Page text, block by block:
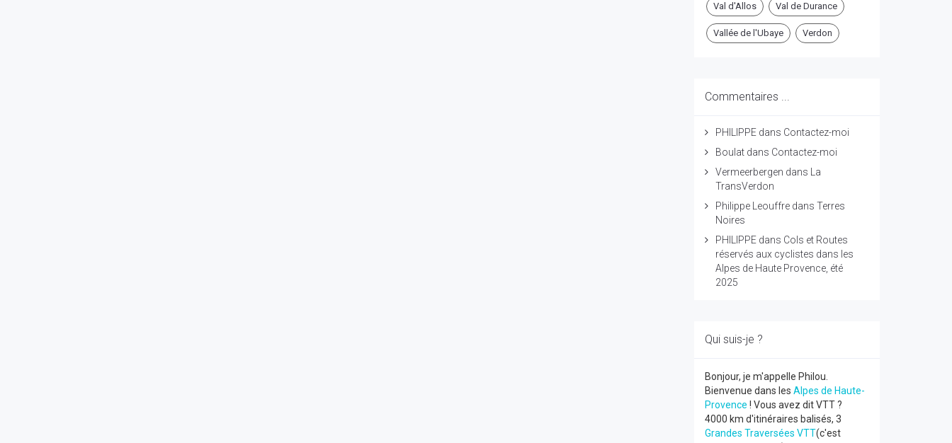
Val d'Allos Val de Durance
Vallée de l'Ubaye Verdon
Commentaires ...
PHILIPPEdans Contactez-moi
Boulatdans Contactez-moi
Vermeerbergen dans
La
TransVerdon
Philippe Leouffredans Terres
Noires
PHILIPPEdans Cols et Routes
réservés aux cyclistes dans les
Alpes de Haute Provence, été
2025
Qui suis-je ?
Bonjour, je m'appelle Philou.
Bienvenue dans les Alpes de Haute-
Provence ! Vous avez dit VTT ?
4000 km d'itinéraires balisés, 3
Grandes Traversées VTT(c'est